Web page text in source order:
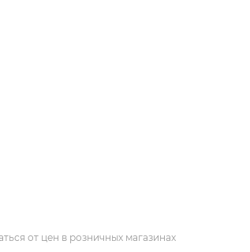
от цен в розничных магазинах